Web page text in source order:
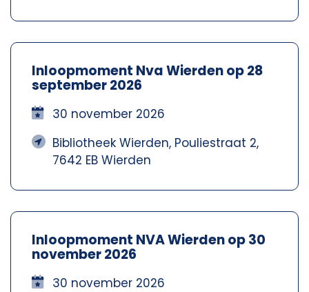
Inloopmoment Nva Wierden op 28
september 2026
30 november 2026
Bibliotheek Wierden, Pouliestraat 2,
7642 EB Wierden
Inloopmoment NVA Wierden op 30
november 2026
30 november 2026